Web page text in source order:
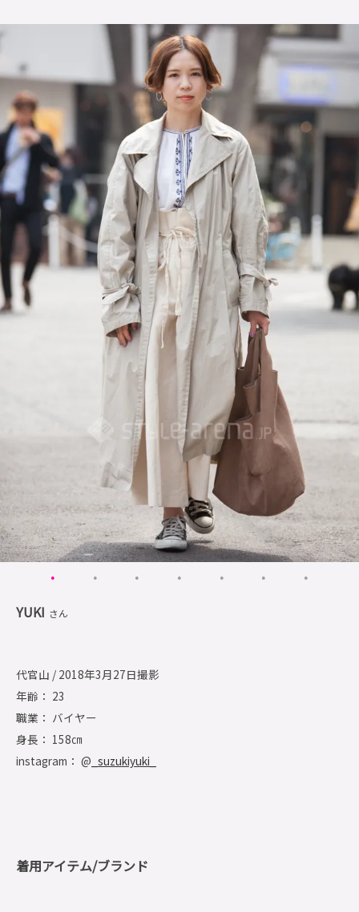
YUKI さん
代官山 / 2018年3月27日撮影
年齢： 23
職業： バイヤー
身長： 158㎝
instagram： @ _suzukiyuki_
着用アイテム/ブランド